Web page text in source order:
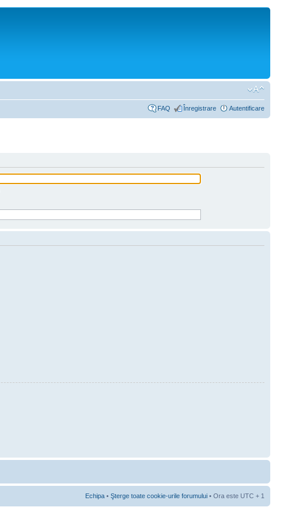
FAQ Înregistrare Autentificare
Echipa • Şterge toate cookie-urile forumului • Ora este UTC + 1